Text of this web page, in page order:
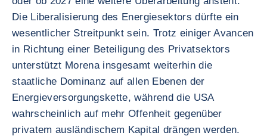
Die Liberalisierung des Energiesektors dürfte ein
wesentlicher Streitpunkt sein. Trotz einiger Avancen
in Richtung einer Beteiligung des Privatsektors
unterstützt Morena insgesamt weiterhin die
staatliche Dominanz auf allen Ebenen der
Energieversorgungskette, während die USA
wahrscheinlich auf mehr Offenheit gegenüber
privatem ausländischem Kapital drängen werden.